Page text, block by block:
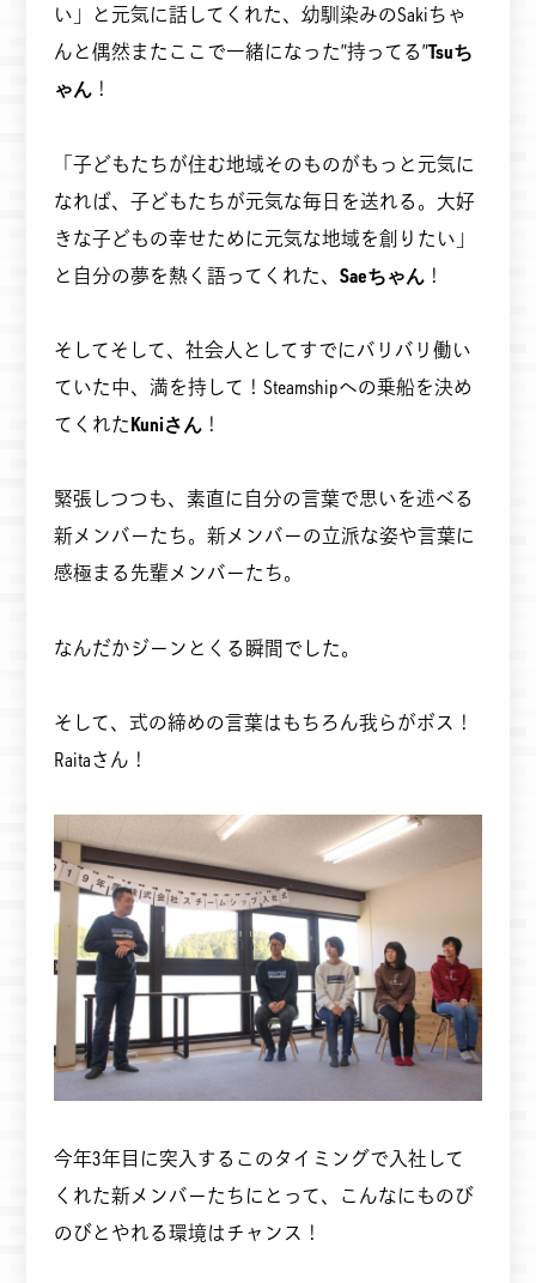
い」と元気に話してくれた、幼馴染みのSakiちゃ
んと偶然またここで一緒になった”持ってる”Tsuち
ゃん！
「子どもたちが住む地域そのものがもっと元気に
なれば、子どもたちが元気な毎日を送れる。大好
きな子どもの幸せために元気な地域を創りたい」
と自分の夢を熱く語ってくれた、 Saeちゃん！
そしてそして、社会人としてすでにバリバリ働い
ていた中、満を持して！Steamshipへの乗船を決め
てくれたKuniさん！
緊張しつつも、素直に自分の言葉で思いを述べる
新メンバーたち。新メンバーの立派な姿や言葉に
感極まる先輩メンバーたち。
なんだかジーンとくる瞬間でした。
そして、式の締めの言葉はもちろん我らがボス！
Raitaさん！
今年3年目に突入するこのタイミングで入社して
くれた新メンバーたちにとって、こんなにものび
のびとやれる環境はチャンス！